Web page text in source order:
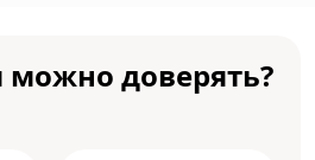
доверять?